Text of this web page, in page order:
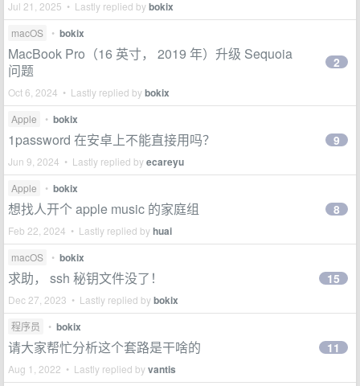
Jul 21, 2025 • Lastly replied bybokix
macOS • bokix
MacBook Pro（16 英寸， 2019 年）升级 Sequoia
问题
Oct 6, 2024 • Lastly replied bybokix
2
Apple • bokix
1password 在安卓上不能直接用吗？
Jun 9, 2024 • Lastly replied byecareyu
9
Apple • bokix
想找人开个 apple music 的家庭组
Feb 22, 2024 • Lastly replied byhuai
8
macOS • bokix
求助， ssh 秘钥文件没了！
Dec 27, 2023 • Lastly replied bybokix
15
程序员 • bokix
请大家帮忙分析这个套路是干啥的
Aug 1, 2022 • Lastly replied byvantis
11